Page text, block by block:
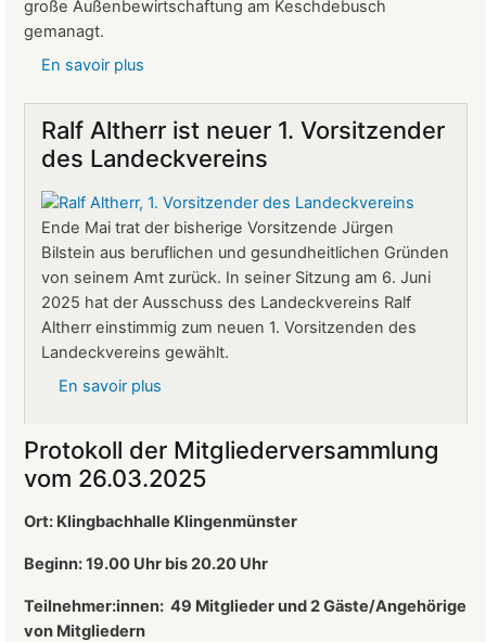
große Außenbewirtschaftung am Keschdebusch
gemanagt.
En savoir plus
Burg
Landeck:
Stern
neuer
Betriebsleiter
Ralf Altherr ist neuer 1. Vorsitzender
des Landeckvereins
Ende Mai trat der bisherige Vorsitzende Jürgen
Bilstein aus beruflichen und gesundheitlichen Gründen
von seinem Amt zurück. In seiner Sitzung am 6. Juni
2025 hat der Ausschuss des Landeckvereins Ralf
Altherr einstimmig zum neuen 1. Vorsitzenden des
Landeckvereins gewählt.
En savoir plus
Altherr
ist
neuer
Vorsitzender
des
Protokoll der Mitgliederversammlung
vom 26.03.2025
Ort: Klingbachhalle Klingenmünster
Beginn: 19.00 Uhr bis 20.20 Uhr
Teilnehmer:innen: 49 Mitglieder und 2 Gäste/Angehörige
von Mitgliedern